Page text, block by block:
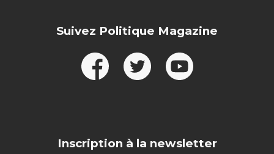
Suivez Politique Magazine
Inscription à la newsletter